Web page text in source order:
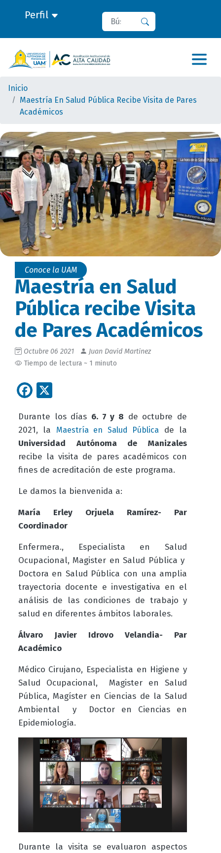
Perfil Buscar
Inicio
Maestría En Salud Pública Recibe Visita de Pares
Académicos
Conoce la UAM
Maestría en Salud
Pública recibe Visita
de Pares Académicos
Octubre 06 2021
Juan David Martinez
Tiempo de lectura ~ 1 minuto
Facebook
Durante los días 6. 7 y 8 de octubre de
2021, la
Maestría en Salud Pública de la
Universidad Autónoma de Manizales
recibe la visita de pares académicos con
fines de acreditación de este programa.
Le damos la bienvenida a:
María Erley Orjuela Ramírez- Par
Coordinador
Enfermera., Especialista en Salud
Ocupacional, Magister en Salud Pública y
Doctora en Salud Pública con una amplia
trayectoria docente e investigativa en el
análisis de las condiciones de trabajo y
salud en diferentes ámbitos laborales.
Álvaro Javier Idrovo Velandia- Par
Académico
Médico Cirujano, Especialista en Higiene y
Salud Ocupacional, Magister en Salud
Pública, Magíster en Ciencias de la Salud
Ambiental y Doctor en Ciencias en
Epidemiología.
Durante la visita se evaluaron aspectos